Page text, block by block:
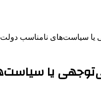
یا سیاست‌های نامناسب
یا